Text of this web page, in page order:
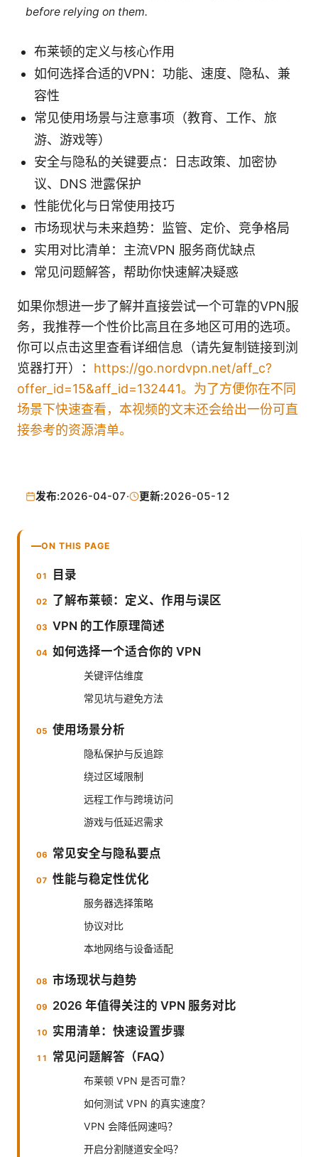
before relying on them.
布莱顿的定义与核心作用
如何选择合适的VPN：功能、速度、隐私、兼
容性
常见使用场景与注意事项（教育、工作、旅
游、游戏等）
安全与隐私的关键要点：日志政策、加密协
议、DNS 泄露保护
性能优化与日常使用技巧
市场现状与未来趋势：监管、定价、竞争格局
实用对比清单：主流VPN 服务商优缺点
常见问题解答，帮助你快速解决疑惑
如果你想进一步了解并直接尝试一个可靠的VPN服
务，我推荐一个性价比高且在多地区可用的选项。
你可以点击这里查看详细信息（请先复制链接到浏
览器打开）： https://go.nordvpn.net/aff_c?
offer_id=15&aff_id=132441。为了方便你在不同
场景下快速查看，本视频的文末还会给出一份可直
接参考的资源清单。
发布:2026-04-07· 更新:2026-05-12
ON THIS PAGE
目录
了解布莱顿：定义、作用与误区
VPN 的工作原理简述
如何选择一个适合你的 VPN
关键评估维度
常见坑与避免方法
使用场景分析
隐私保护与反追踪
绕过区域限制
远程工作与跨境访问
游戏与低延迟需求
常见安全与隐私要点
性能与稳定性优化
服务器选择策略
协议对比
本地网络与设备适配
市场现状与趋势
2026 年值得关注的 VPN 服务对比
实用清单：快速设置步骤
常见问题解答（FAQ）
布莱顿 VPN 是否可靠？
如何测试 VPN 的真实速度？
VPN 会降低网速吗？
开启分割隧道安全吗？